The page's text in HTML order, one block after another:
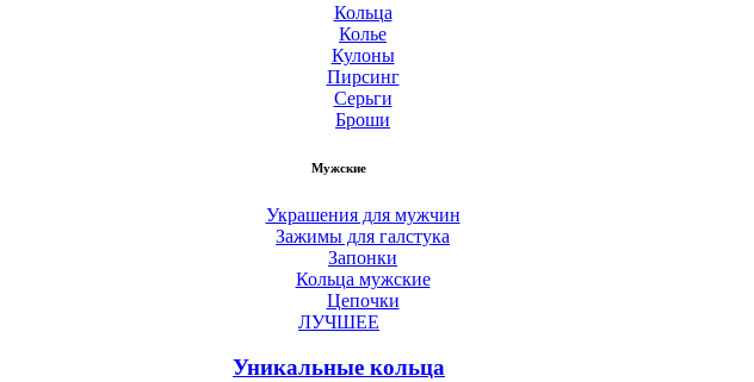
Кольца
Колье
Кулоны
Пирсинг
Серьги
Броши
Мужские
Украшения для мужчин
Зажимы для галстука
Запонки
Кольца мужские
Цепочки
ЛУЧШЕЕ
Уникальные кольца